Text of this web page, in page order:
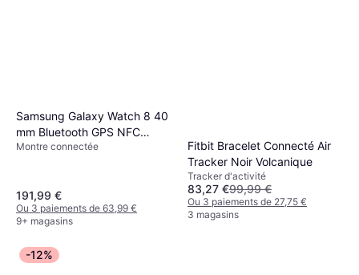
Samsung Galaxy Watch 8 40
mm Bluetooth GPS NFC
Graphite
Montre connectée
191,99 €
Ou 3 paiements de 63,99 €
9+ magasins
Fitbit Bracelet Connecté Air
Tracker Noir Volcanique
Tracker d'activité
83,27 €99,99 €
Ou 3 paiements de 27,75 €
3 magasins
-12%